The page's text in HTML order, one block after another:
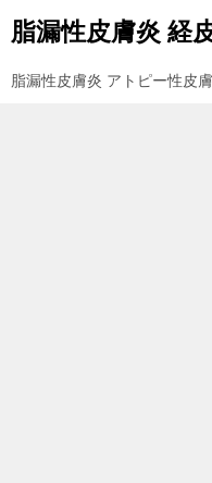
脂漏性皮膚炎 経
脂漏性皮膚炎 アトピー性皮